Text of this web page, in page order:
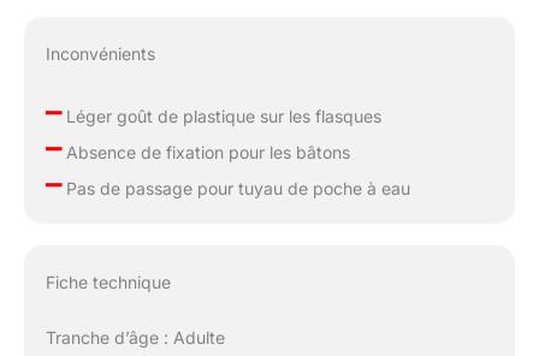
Inconvénients
–Léger goût de plastique sur les flasques
–Absence de fixation pour les bâtons
–Pas de passage pour tuyau de poche à eau
Fiche technique
Tranche d’âge : Adulte